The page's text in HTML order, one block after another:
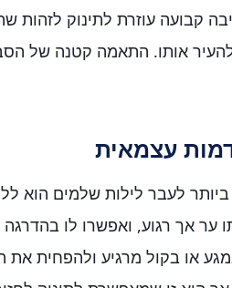
קבועה עוזרת לתינוק לזהות
להעיר אותו. התאמה קטנה של
עצמאית
לעבר לילות שלמים הוא
ער אך רגוע, ואפשרו לו
או בקול מרגיע ולהפחית